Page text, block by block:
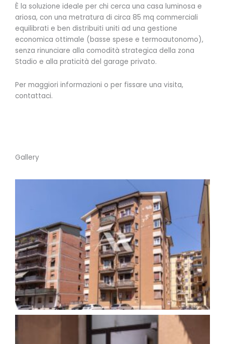
È la soluzione ideale per chi cerca una casa luminosa e
ariosa, con una metratura di circa 85 mq commerciali
equilibrati e ben distribuiti uniti ad una gestione
economica ottimale (basse spese e termoautonomo),
senza rinunciare alla comodità strategica della zona
Stadio e alla praticità del garage privato.
Per maggiori informazioni o per fissare una visita,
contattaci.
Gallery